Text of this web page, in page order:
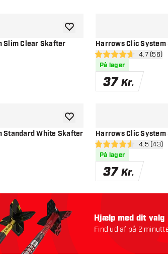
Slim Clear Skafter
tilføje til ønskeliste
Harrows Clic
åbn
4.7 bedømmelsesstjerner
4.7 (56)
På lager
37 Kr.
Standard White Skafter
tilføje til ønskeliste
Harrows Clic
åbn
4.5 bedømmelsesstjerner
4.5 (43)
På lager
37 Kr.
Hjælp med dit valg
Find ud af på 2